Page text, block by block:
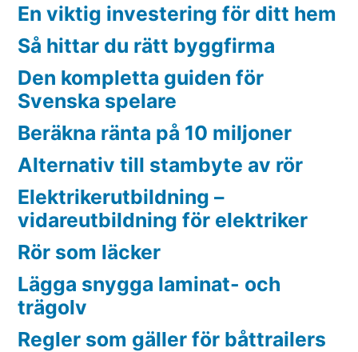
En viktig investering för ditt hem
Så hittar du rätt byggfirma
Den kompletta guiden för
Svenska spelare
Beräkna ränta på 10 miljoner
Alternativ till stambyte av rör
Elektrikerutbildning –
vidareutbildning för elektriker
Rör som läcker
Lägga snygga laminat- och
trägolv
Regler som gäller för båttrailers